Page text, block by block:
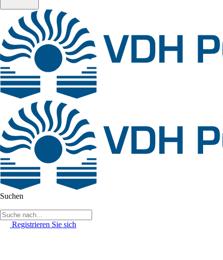
Suchen
Registrieren Sie sich